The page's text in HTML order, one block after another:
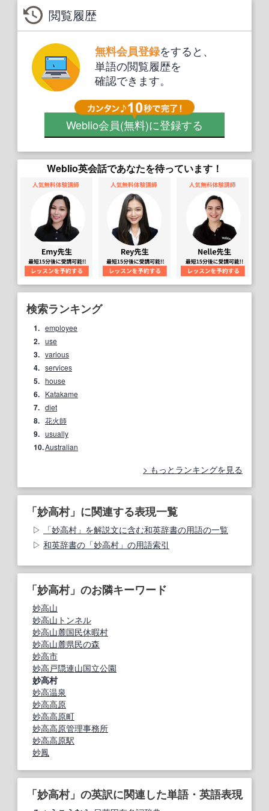
閲覧履歴
無料会員登録をすると、
単語の閲覧履歴を
確認できます。
Weblio会員(無料)に登録する
Weblio英会話であなたを待っています！
検索ランキング
1. employee
2. use
3. various
4. services
5. house
6. Katakame
7. diet
8. 花火師
9. usually
10.Australian
もっとランキングを見る
「妙高村」に関連する表現一覧
「妙高村」を解説文に含む和英辞書の用語の一覧
和英辞書の「妙高村」の用語索引
「妙高村」のお隣キーワード
妙高山
妙高山トンネル
妙高山麓国民休暇村
妙高山麓県民の森
妙高市
妙高戸隠連山国立公園
妙高村
妙高温泉
妙高高原
妙高高原町
妙高高原管理事務所
妙高高原駅
妙鳳
「妙高村」の英訳に関連した単語・英語表現